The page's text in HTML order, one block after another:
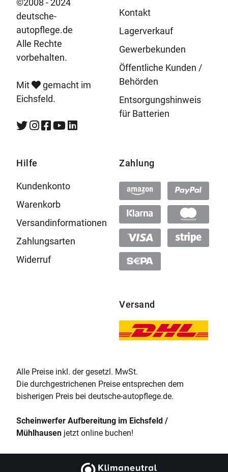
©2008 - 2024
deutsche-
autopflege.de
Alle Rechte
vorbehalten.
Mit
gemacht im
Eichsfeld.
Kontakt
Lagerverkauf
Gewerbekunden
Öffentliche Kunden /
Behörden
Entsorgungshinweis
für Batterien
Hilfe
Kundenkonto
Warenkorb
Versandinformationen
Zahlungsarten
Widerruf
Zahlung
Versand
Alle Preise inkl. der gesetzl. MwSt.
Die durchgestrichenen Preise entsprechen dem
bisherigen Preis bei deutsche-autopflege.de.
Scheinwerfer Aufbereitung im Eichsfeld /
Mühlhausen jetzt online buchen!